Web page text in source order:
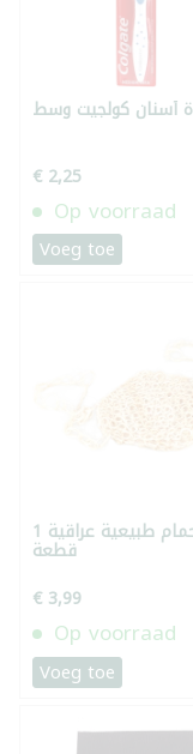
أسنان كولجيت وسط
€ 2,25
Op voorraad
Voeg toe
ليفة حمام طبيعية عراقية 1
قطعة
€ 3,99
Op voorraad
Voeg toe